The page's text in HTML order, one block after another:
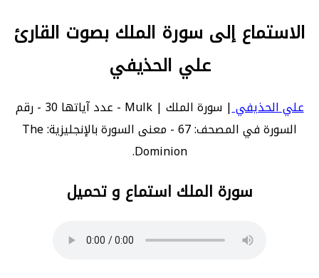
الاستماع إلى سورة الملك بصوت القارئ
علي الحذيفي
علي الحذيفي
| سورة الملك | Mulk - عدد آياتها 30 - رقم
السورة في المصحف: 67 - معنى السورة بالإنجليزية: The
Dominion.
سورة الملك استماع و تحميل